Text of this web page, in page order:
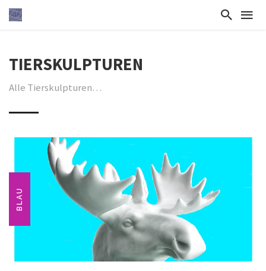
TIERSKULPTUREN
Alle Tierskulpturen…
BLAU